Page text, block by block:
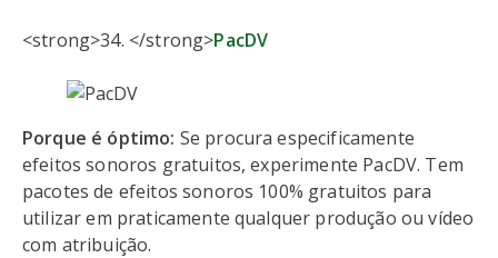
<strong>34. </strong>PacDV
Porque é óptimo: Se procura especificamente
efeitos sonoros gratuitos, experimente PacDV. Tem
pacotes de efeitos sonoros 100% gratuitos para
utilizar em praticamente qualquer produção ou vídeo
com atribuição.